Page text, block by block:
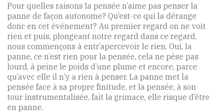
Pour quelles raisons la pensée n’aime pas penser la
panne de façon autonome? Qu’est-ce qui la dérange
donc en cet événement? Au premier regard on ne voit
rien et puis, plongeant notre regard dans ce regard,
nous commençons à entr’apercevoir le rien. Oui, la
panne, ce n’est rien pour la pensée, cela ne pèse pas
lourd, à peine le poids d’une plume et encore, parce
qu’avec elle il n’y a rien à penser. La panne met la
pensée face à sa propre finitude, et la pensée, à son
tour instrumentalisée, fait la grimace, elle risque d’être
en panne.